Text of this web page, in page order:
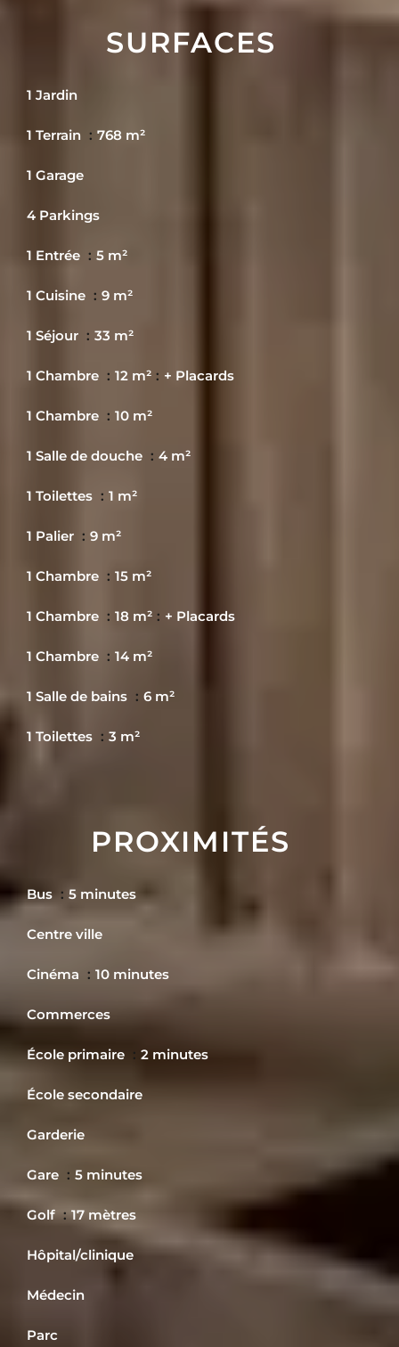
SURFACES
1 Jardin
1 Terrain 768 m²
1 Garage
4 Parkings
1 Entrée 5 m²
1 Cuisine 9 m²
1 Séjour 33 m²
1 Chambre 12 m² + Placards
1 Chambre 10 m²
1 Salle de douche 4 m²
1 Toilettes 1 m²
1 Palier 9 m²
1 Chambre 15 m²
1 Chambre 18 m² + Placards
1 Chambre 14 m²
1 Salle de bains 6 m²
1 Toilettes 3 m²
PROXIMITÉS
Bus 5 minutes
Centre ville
Cinéma 10 minutes
Commerces
École primaire 2 minutes
École secondaire
Garderie
Gare 5 minutes
Golf 17 mètres
Hôpital/clinique
Médecin
Parc